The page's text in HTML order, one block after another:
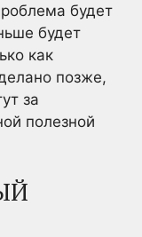
будет
будет
как
позже,
за
полезной